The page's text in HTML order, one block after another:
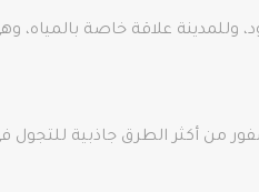
علاقة خاصة بالمياه،
من أكثر الطرق جاذبية للتجول